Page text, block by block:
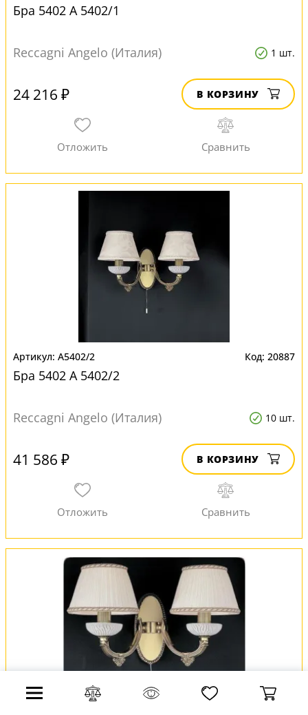
Бра 5402 A 5402/1
Reccagni Angelo (Италия) 1 шт.
24 216 ₽ В КОРЗИНУ
A5402/2 20887
Бра 5402 A 5402/2
Reccagni Angelo (Италия) 10 шт.
41 586 ₽ В КОРЗИНУ